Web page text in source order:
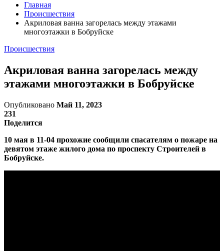
Главная
Происшествия
Акриловая ванна загорелась между этажами
многоэтажки в Бобруйске
Происшествия
Акриловая ванна загорелась между
этажами многоэтажки в Бобруйске
Опубликовано Май 11, 2023
231
Поделится
10 мая в 11-04 прохожие сообщили спасателям о пожаре на
девятом этаже жилого дома по проспекту Строителей в
Бобруйске.